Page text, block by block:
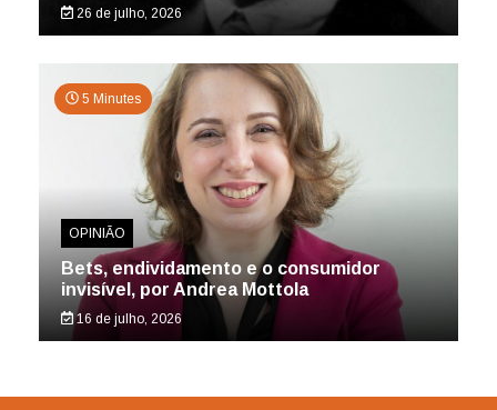
26 de julho, 2026
5 Minutes
OPINIÃO
Bets, endividamento e o consumidor
invisível, por Andrea Mottola
16 de julho, 2026